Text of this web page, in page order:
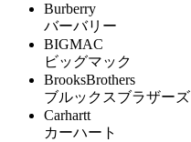
Burberry
バーバリー
BIGMAC
ビッグマック
BrooksBrothers
ブルックスブラザーズ
Carhartt
カーハート